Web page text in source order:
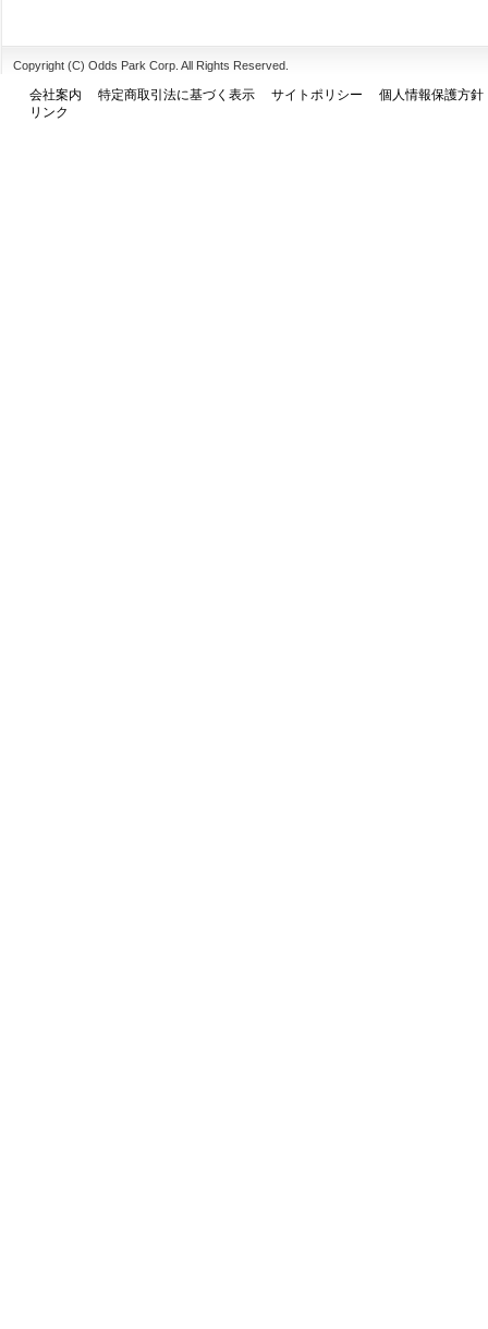
Copyright (C) Odds Park Corp. All Rights Reserved.
会社案内 特定商取引法に基づく表示 サイトポリシー
個人情報保護方針
リンク